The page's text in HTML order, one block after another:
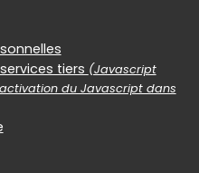
tiers (Javascript
du Javascript dans